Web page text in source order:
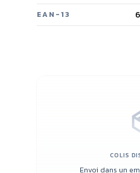
EAN-13
COLIS
Envoi dans un